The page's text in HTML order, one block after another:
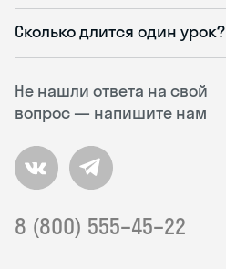
Не нашли ответа на свой
вопрос — напишите нам
8 (800) 555–45–22
Сколько длится один урок?